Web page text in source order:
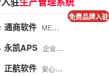
免费品牌入驻
晓达 实时查看生产进度 加工订单组织跟进
通商软件 MES简单直接的工序进度管理, 从下单到制造到发货全流程跟踪
永凯APS 企业智能制造核心大脑
正航软件 安心服务;打造客户终身价值